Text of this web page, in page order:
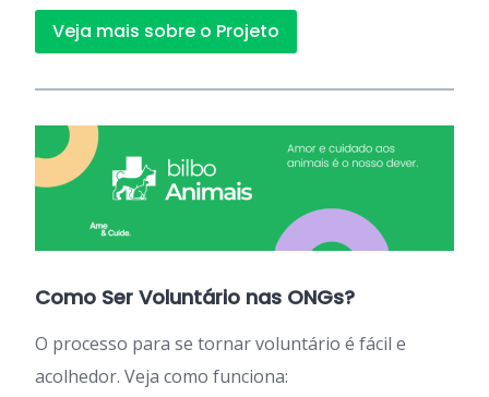
Veja mais sobre o Projeto
Como Ser Voluntário nas ONGs?
O processo para se tornar voluntário é fácil e
acolhedor. Veja como funciona: